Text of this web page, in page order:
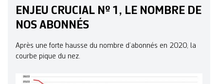
ENJEU CRUCIAL Nº 1, LE NOMBRE DE
NOS ABONNÉS
Après une forte hausse du nombre d’abonnés en 2020, la
courbe pique du nez.